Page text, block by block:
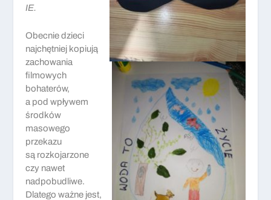
IE.
Obecnie dzieci
najchętniej kopiują
zachowania
filmowych
bohaterów,
a pod wpływem
środków
masowego
przekazu
są rozkojarzone
czy nawet
nadpobudliwe.
Dlatego ważne jest,